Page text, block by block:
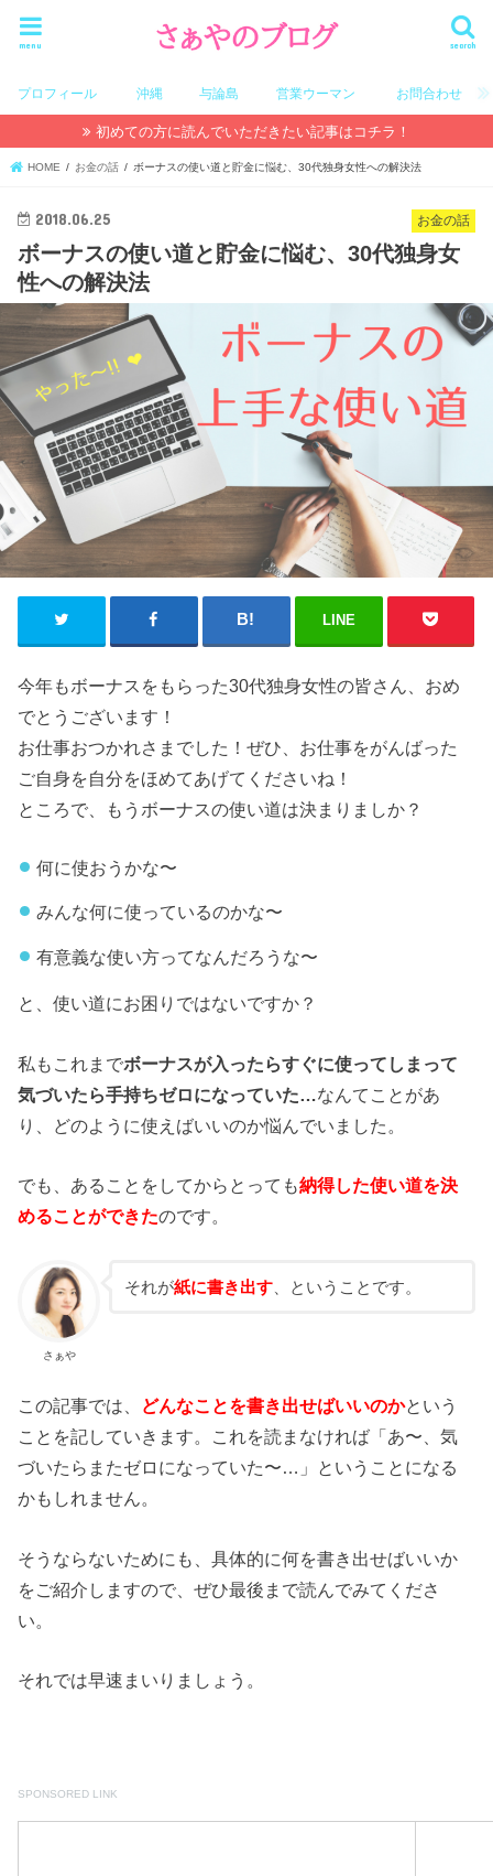
search
menu
プロフィール 沖縄 与論島 営業ウーマン お問合わせ
初めての方に読んでいただきたい記事はコチラ！
HOME お金の話 ボーナスの使い道と貯金に悩む、30代独身女性への解決法
お金の話
2018.06.25
ボーナスの使い道と貯金に悩む、30代独身女
性への解決法
LINE
今年もボーナスをもらった30代独身女性の皆さん、おめ
でとうございます！
お仕事おつかれさまでした！ぜひ、お仕事をがんばった
ご自身を自分をほめてあげてくださいね！
ところで、もうボーナスの使い道は決まりましか？
何に使おうかな〜
みんな何に使っているのかな〜
有意義な使い方ってなんだろうな〜
と、使い道にお困りではないですか？
私もこれまでボーナスが入ったらすぐに使ってしまって
気づいたら手持ちゼロになっていた… なんてことがあ
り、どのように使えばいいのか悩んでいました。
でも、あることをしてからとっても納得した使い道を決
めることができたのです。
さぁや
それが紙に書き出す、ということです。
この記事では、 どんなことを書き出せばいいのかという
ことを記していきます。これを読まなければ「あ〜、気
づいたらまたゼロになっていた〜…」ということになる
かもしれません。
そうならないためにも、具体的に何を書き出せばいいか
をご紹介しますので、ぜひ最後まで読んでみてくださ
い。
それでは早速まいりましょう。
SPONSORED LINK